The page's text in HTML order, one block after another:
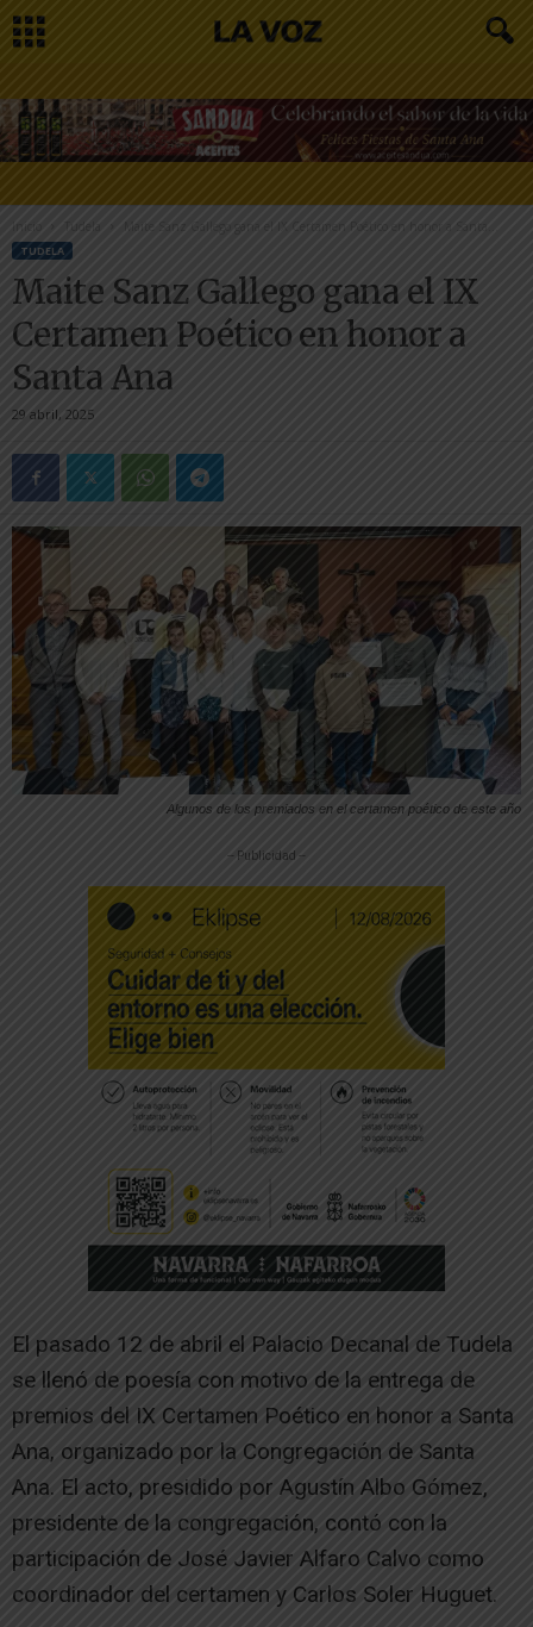
Inicio Tudela Maite Sanz Gallego gana el IX Certamen Poético en honor a Santa...
TUDELA
Maite Sanz Gallego gana el IX
Certamen Poético en honor a
Santa Ana
29 abril, 2025
Algunos de los premiados en el certamen poético de este año
-- Publicidad --
El pasado 12 de abril el Palacio Decanal de Tudela
se llenó de poesía con motivo de la entrega de
premios del IX Certamen Poético en honor a Santa
Ana, organizado por la Congregación de Santa
Ana. El acto, presidido por Agustín Albo Gómez,
presidente de la congregación, contó con la
participación de José Javier Alfaro Calvo como
coordinador del certamen y Carlos Soler Huguet.